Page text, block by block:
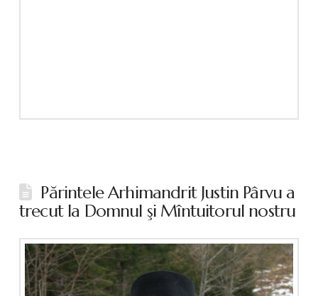
Părintele Arhimandrit Justin Pârvu a
trecut la Domnul şi Mîntuitorul nostru